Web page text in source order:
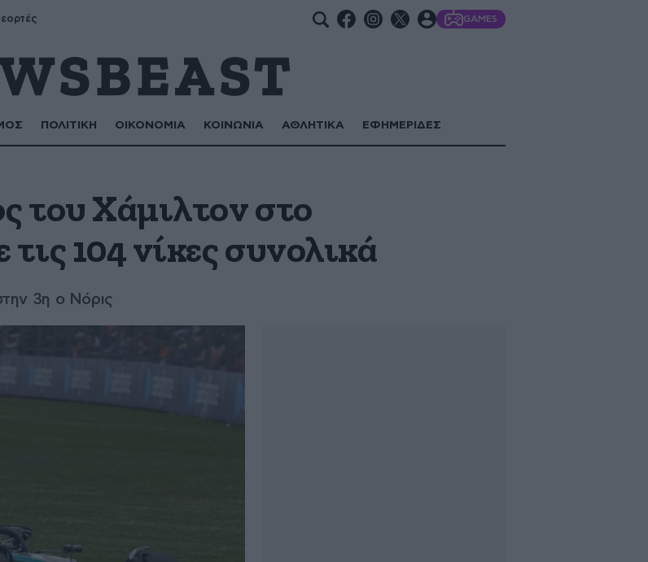
GAMES
ΠΟΛΙΤΙΚΗ ΟΙΚΟΝΟΜΙΑ ΚΟΙΝΩΝΙΑ ΑΘΛΗΤΙΚΑ ΕΦΗΜΕΡΙΔΕΣ
του Χάμιλτον στο
104 νίκες συνολικά
3η ο Νόρις